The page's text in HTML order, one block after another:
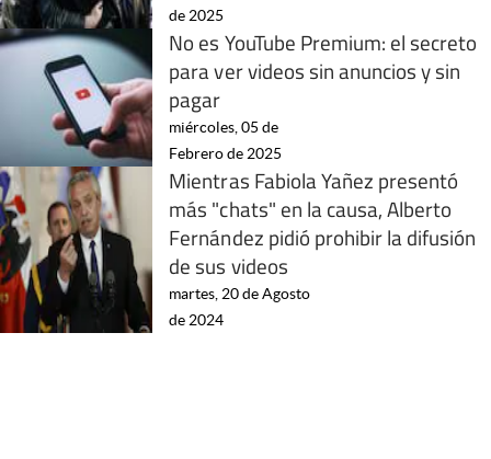
de 2025
No es YouTube Premium: el secreto
para ver videos sin anuncios y sin
pagar
miércoles, 05 de
Febrero de 2025
Mientras Fabiola Yañez presentó
más "chats" en la causa, Alberto
Fernández pidió prohibir la difusión
de sus videos
martes, 20 de Agosto
de 2024